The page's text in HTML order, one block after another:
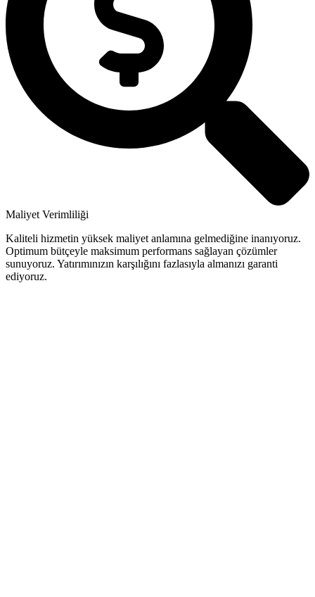
Maliyet Verimliliği
Kaliteli hizmetin yüksek maliyet anlamına gelmediğine inanıyoruz.
Optimum bütçeyle maksimum performans sağlayan çözümler
sunuyoruz. Yatırımınızın karşılığını fazlasıyla almanızı garanti
ediyoruz.